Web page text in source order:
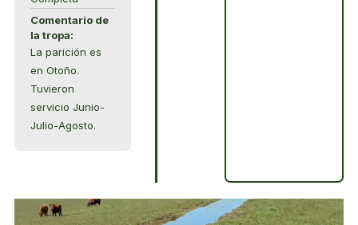
Comentario de
la tropa:
La parición es
en Otoño.
Tuvieron
servicio Junio-
Julio-Agosto.